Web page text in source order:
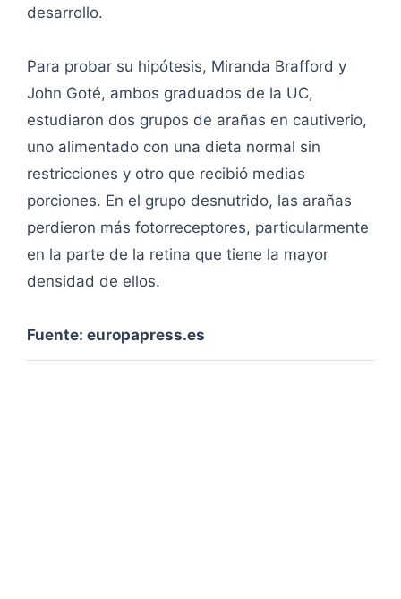
desarrollo.
Para probar su hipótesis, Miranda Brafford y
John Goté, ambos graduados de la UC,
estudiaron dos grupos de arañas en cautiverio,
uno alimentado con una dieta normal sin
restricciones y otro que recibió medias
porciones. En el grupo desnutrido, las arañas
perdieron más fotorreceptores, particularmente
en la parte de la retina que tiene la mayor
densidad de ellos.
Fuente: europapress.es